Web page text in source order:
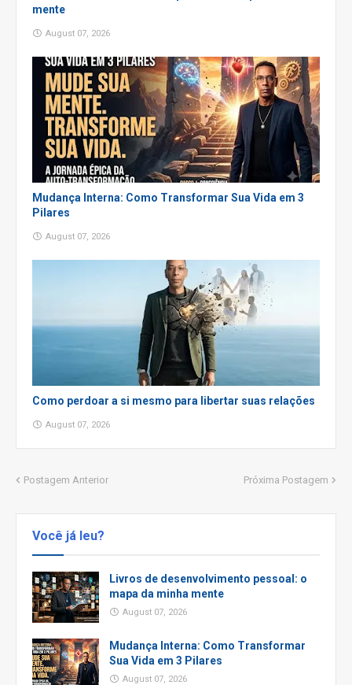
mente
August 07, 2026
Mudança Interna: Como Transformar Sua Vida em 3
Pilares
August 07, 2026
Como perdoar a si mesmo para libertar suas relações
August 07, 2026
Postagem Anterior Próxima Postagem
Você já leu?
Livros de desenvolvimento pessoal: o
mapa da minha mente
August 07, 2026
Mudança Interna: Como Transformar
Sua Vida em 3 Pilares
August 07, 2026